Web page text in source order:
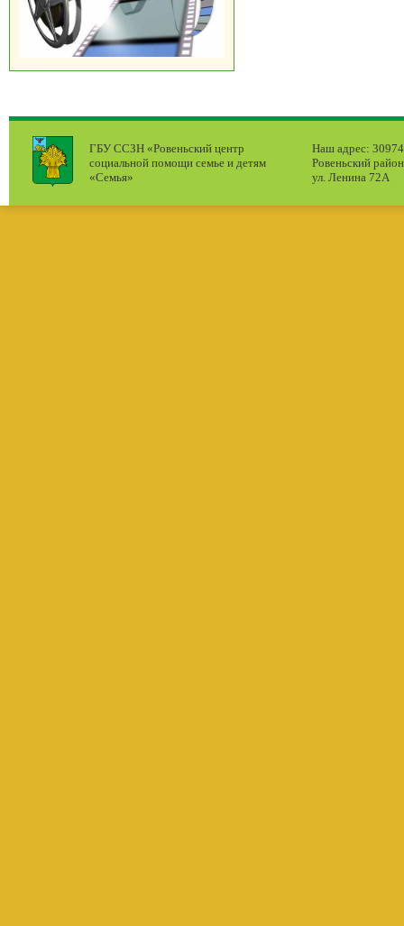
ГБУ ССЗН «Ровеньский центр
социальной помощи семье и детям
«Семья»
Наш адрес:
Ровеньский
ул. Ленина 72А